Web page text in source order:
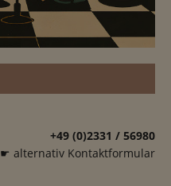
+49 (0)2331 / 56980
☛ alternativ Kontaktformular